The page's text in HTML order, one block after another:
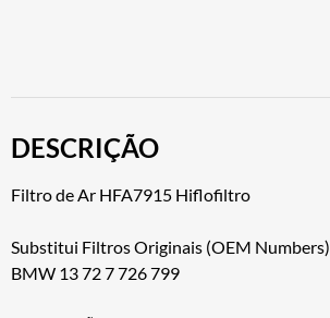
DESCRIÇÃO
Filtro de Ar HFA7915 Hiflofiltro
Substitui Filtros Originais (OEM Numbers)
BMW 13 72 7 726 799